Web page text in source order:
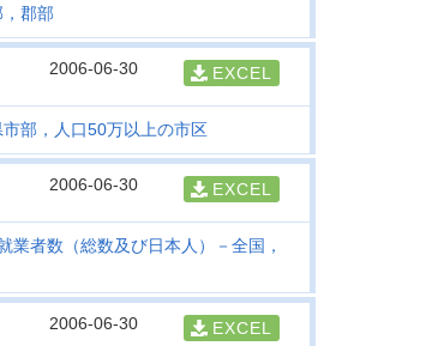
郡部
2006-06-30 EXCEL
部，人口50万以上の市区
2006-06-30 EXCEL
者数（総数及び日本人）－全国，
2006-06-30 EXCEL